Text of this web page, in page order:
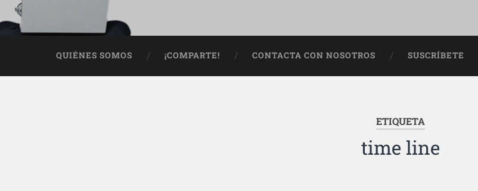
QUIÉNES SOMOS ¡COMPARTE! CONTACTA CON NOSOTROS SUSCRÍBETE
ETIQUETA
time line